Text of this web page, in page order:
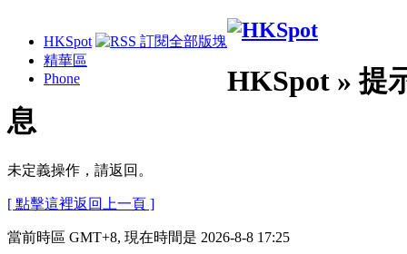
HKSpot
精華區
Phone
HKSpot » 提
息
未定義操作，請返回。
[ 點擊這裡返回上一頁 ]
當前時區 GMT+8, 現在時間是 2026-8-8 17:25